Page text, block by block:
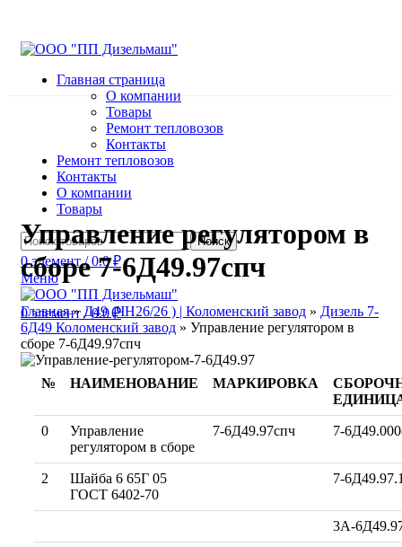
Главная страница
О компании
Товары
Ремонт тепловозов
Контакты
Ремонт тепловозов
Контакты
О компании
Товары
Поиск
0элемент / 0.0₽
Меню
0элемент / 0.0₽
Управление регулятором в
сборе 7-6Д49.97спч
Главная» Д49 (ЧН26/26 ) | Коломенский завод » Дизель 7-
6Д49 Коломенский завод » Управление регулятором в
сборе 7-6Д49.97спч
№ НАИМЕНОВАНИЕ МАРКИРОВКА
0
Управление
регулятором в сборе
7-6Д49.97спч 7-
2
Шайба 6 65Г 05
ГОСТ 6402-70
7-
3А-